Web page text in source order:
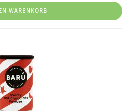
WARENKORB